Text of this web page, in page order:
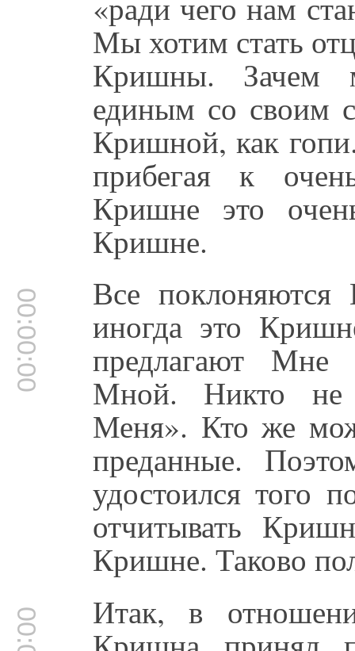
Мы хотим стать
Кришны. Зачем
единым со своим
Кришной, как
прибегая к
Кришне это
Кришне.
00:00:00 Все
иногда это
предлагают Мне
Мной. Никто не
Меня». Кто же
преданные.
удостоился того
отчитывать
Кришне. Таково
Итак, в